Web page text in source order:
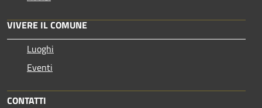
VIVERE IL COMUNE
Luoghi
Eventi
CONTATTI